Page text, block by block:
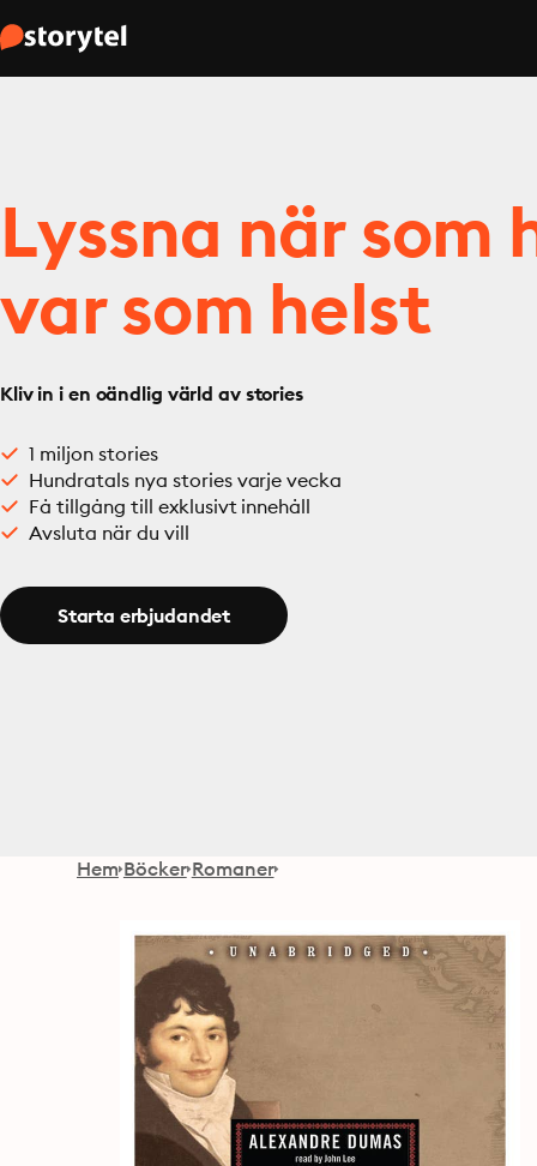
Lyssna när som
var som helst
Kliv in i en oändlig värld av stories
1 miljon stories
Hundratals nya stories varje vecka
Få tillgång till exklusivt innehåll
Avsluta när du vill
Starta erbjudandet
Hem Böcker Romaner